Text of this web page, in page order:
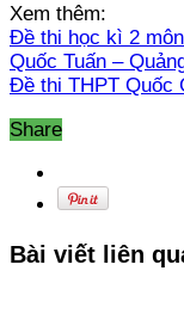
Xem thêm:
Đề thi học kì 2
Quốc Tuấn –
Đề thi THPT Quốc
Share
Bài viết liên